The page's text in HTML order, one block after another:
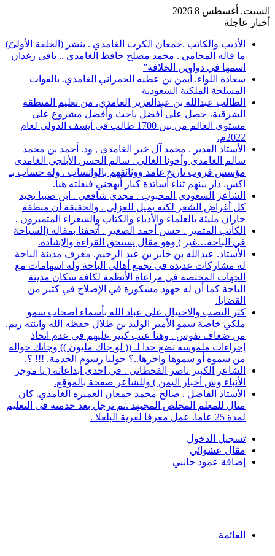
السبت, أغسطس 8 2026
أخبار عاجلة
الأديب والكاتب .جمعان الكرت الغامدي . ينشر (الحلقة الأولىً)
ما قاله المحامي . محمد مصلح حافظ الغامدي .. باقي رغدان
اسمها في دواوين الخلافة”
سعادة اللواء. أيمن بن عطيه الحمراني الغامدي. بالقوات
المسلحة الملكية السعودية
الطالب عبدالله بن عبدالعزيز الغامدي. من تعليم المنطقة
الشرقية، حصل على أفضل باحث وأفضل مشروع على
مستوى العالم من بين 1700 طالب في آيسف الدولي لعام
2022م.
الأستاذ القدير . محمد آل خير الغامدي , ود. أحمد بن محمد
سالم الغامدي وأخونا الغالي . سالم الحسن الأبلجي الغامدي
مؤسس قروب تاريخ غامد ووثائقهم بالواتساب . وله حساب بـ
اكس. دار بينهم ثناء أساتذة كبار أبهجني فنقلته هنا.
الشاعر السعودي المحبوب . مجدي شافعي . ابن صبيا يجيد
كل أغراض الشعر لكنه يميل للغزلي . والحقيقة أن منطقة
جازان مليئة بالعلماء والأدباء والكتاب والشعراء المتميزون .
الكاتب المتميز . حسن أحمد الصغير . أتحفنا بمقاله (السياحة
في الباحة…غير ) وهو مقال يستحق القراءة والإشادة.
الأستاذ. عبدالله بن جابر بن عبد الرحيم. معرف مدينة الباحة
له مشاركات عديدة في تجمع أهالي الباحة وله اسهامات مع
الجهات المختصة في مراعاة الأنظمة لكافة سكان مدينة
الباحة كما أن له جهود مشكورة في الإصلاح في كثير من
القضايا.
كثر النصب والاحتيال على عباد الله بأسماء أصحاب سمو
ملكي خاصة سمو الأمير الوليد بن طلال حفظه الله وابنته ريم.
من ضعاف نفوس . وهنا عتب كبير عليهم في عدم اتخاذ
إجراءات ملموسة تضع حدا لـ (( لو جاك مليون )) وجاتك حواله
من سموه أو سموها وآخرها..؟ حولنا رسوم الخدمة. !!! ؟.
الشاعر الكبير ناصر القحطاني . في احدى ابداعاته ( يا موجز
الأنباء وش أخبار اليمن ) وللشاعر صفحة بالموقع.
الأستاذ الفاضل . صالح محمد جمعان العميره الغامدي. كان
مثال للمعلم المخلص المجتهد .ثم ترجل بعد خدمته في التعليم
لمدة 25 عاما. عمل معرفا لقرية البلعلا .
تسجيل الدخول
مقال عشوائي
إضافة عمود جانبي
القائمة